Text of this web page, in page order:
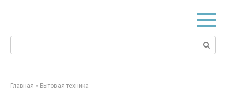
Главная » Бытовая техника